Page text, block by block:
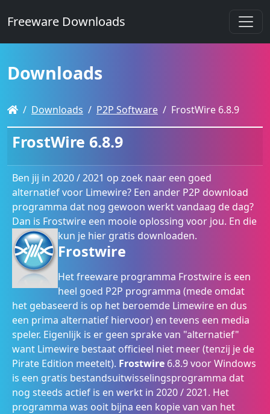
Freeware Downloads
Downloads
Downloads P2P Software FrostWire 6.8.9
FrostWire 6.8.9
Ben jij in 2020 / 2021 op zoek naar een goed
alternatief voor Limewire? Een ander P2P download
programma dat nog gewoon werkt vandaag de dag?
Dan is Frostwire een mooie oplossing voor jou. En die
kun je hier gratis downloaden.
Frostwire
Het freeware programma Frostwire is een
heel goed P2P programma (mede omdat
het gebaseerd is op het beroemde Limewire en dus
een prima alternatief hiervoor) en tevens een media
speler. Eigenlijk is er geen sprake van "alternatief"
want Limewire bestaat officieel niet meer (tenzij je de
Pirate Edition meetelt). Frostwire 6.8.9 voor Windows
is een gratis bestandsuitwisselingsprogramma dat
nog steeds actief is en werkt in 2020 / 2021. Het
programma was ooit bijna een kopie van van het